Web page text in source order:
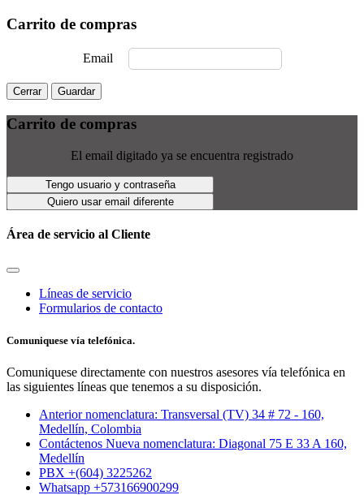
Carrito de compras
Email
Cerrar Guardar
Carrito de compras
El email digitado ya se encuentra registrado
Tengo usuario y contraseña
Quiero usar email diferente
Área de servicio al Cliente
Líneas de servicio
Formularios de contacto
Comuniquese vía telefónica.
Comuniquese directamente con nuestros asesores vía telefónica en
las siguientes líneas que tenemos a su disposición.
Anterior nomenclatura: Transversal (TV) 34 # 72 - 160,
Medellín, Colombia
Contáctenos Nueva nomenclatura: Diagonal 75 E 33 A 160,
Medellín
PBX +(604) 3225262
Whatsapp +573166900299